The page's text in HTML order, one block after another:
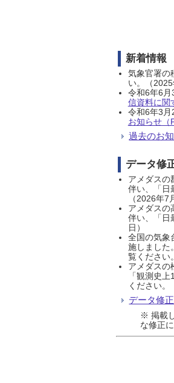
新着情報
気象官署の
い。（2025
令和6年6月
信資料に関
令和6年3月
お知らせ（
過去のお
データ修
アメダスの
伴い、「日
（2026年7
アメダスの
伴い、「日
日）
全国の気象
施しました
覧ください
アメダスの
「観測史
ください。
データ修
※ 掲載
な修正